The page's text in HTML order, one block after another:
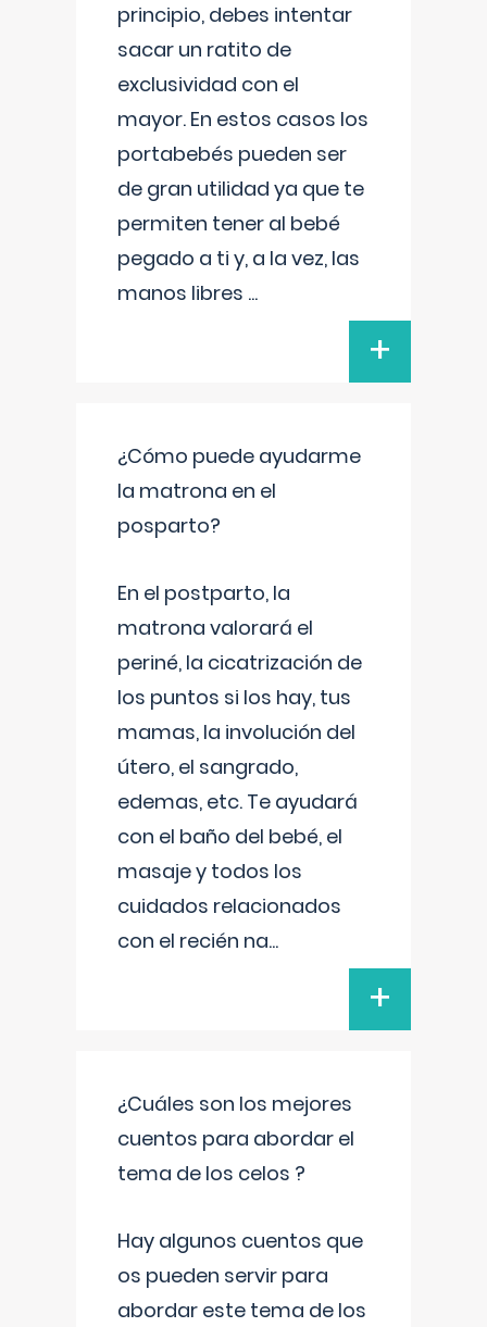
principio, debes intentar
sacar un ratito de
exclusividad con el
mayor. En estos casos los
portabebés pueden ser
de gran utilidad ya que te
permiten tener al bebé
pegado a ti y, a la vez, las
manos libres ...
+
¿Cómo puede ayudarme
la matrona en el
posparto?
En el postparto, la
matrona valorará el
periné, la cicatrización de
los puntos si los hay, tus
mamas, la involución del
útero, el sangrado,
edemas, etc. Te ayudará
con el baño del bebé, el
masaje y todos los
cuidados relacionados
con el recién na...
+
¿Cuáles son los mejores
cuentos para abordar el
tema de los celos ?
Hay algunos cuentos que
os pueden servir para
abordar este tema de los